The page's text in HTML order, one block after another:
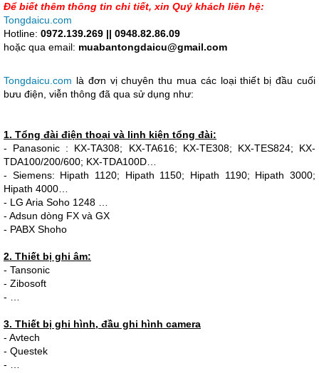
Để biết thêm thông tin chi tiết, xin Quý khách liên hệ:
Tongdaicu.com
Hotline: 0972.139.269 || 0948.82.86.09
hoặc qua email: muabantongdaicu@gmail.com
Tongdaicu.com là đơn vị chuyên thu mua các loại thiết bị đầu cuối
bưu điện, viễn thông đã qua sử dụng như:
1. Tổng đài điện thoại và linh kiện tổng đài:
- Panasonic : KX-TA308; KX-TA616; KX-TE308; KX-TES824; KX-
TDA100/200/600; KX-TDA100D…
- Siemens: Hipath 1120; Hipath 1150; Hipath 1190; Hipath 3000;
Hipath 4000…
- LG Aria Soho 1248 …
- Adsun dòng FX và GX
- PABX Shoho
2. Thiết bị ghi âm:
- Tansonic
- Zibosoft
- …
3. Thiết bị ghi hình, đầu ghi hình camera
- Avtech
- Questek
- …